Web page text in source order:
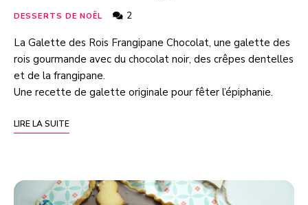
DESSERTS DE NOËL 2
La Galette des Rois Frangipane Chocolat, une galette des
rois gourmande avec du chocolat noir, des crêpes dentelles
et de la frangipane.
Une recette de galette originale pour fêter l’épiphanie.
LIRE LA SUITE